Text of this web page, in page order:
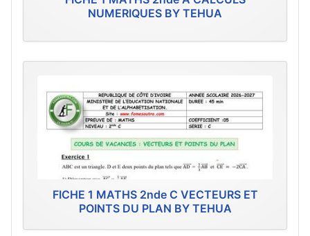
NUMERIQUES BY TEHUA
FICHE 1 MATHS 2nde C VECTEURS ET
POINTS DU PLAN BY TEHUA